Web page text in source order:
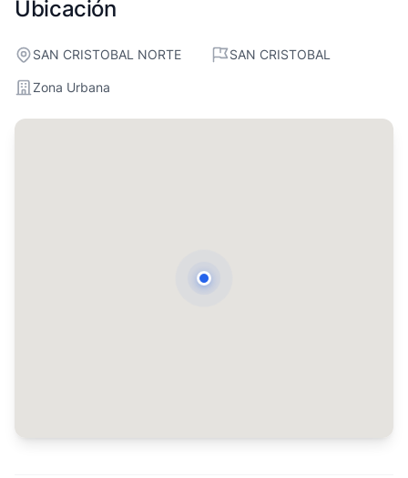
Ubicación
SAN CRISTOBAL NORTE SAN CRISTOBAL
Zona Urbana